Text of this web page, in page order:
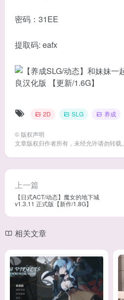
密码：31EE
提取码: eafx
2D SLG 养成
© 版权声明
文章版权归作者所有，未经允许请勿转载。
上一篇
【日式ACT/动态】魔女的地下城
v1.3.11 正式版【新作/1.8G】
相关文章